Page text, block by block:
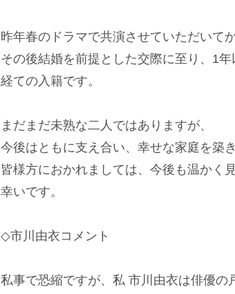
昨年春のドラマで共演させていただいて
その後結婚を前提とした交際に至り、1
経ての入籍です。
まだまだ未熟な二人ではありますが、
今後はともに支え合い、幸せな家庭を築
皆様方におかれましては、今後も温かく
幸いです。
◇市川由衣コメント
私事で恐縮ですが、私 市川由衣は俳優の